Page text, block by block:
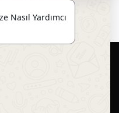
Sticker Oval
bu yana kaliteli ve
her türlü aracınıza
Cd. 116-118/A, 34070
Nasıl Yardımcı